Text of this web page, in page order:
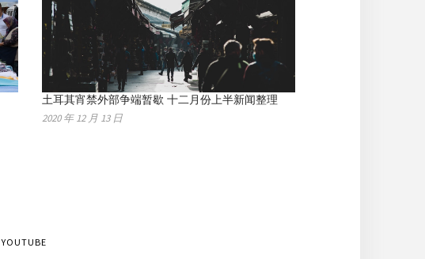
土耳其宵禁外部争端暂歇 十二月份上半新闻整理
2020 年 12 月 13 日
YOUTUBE